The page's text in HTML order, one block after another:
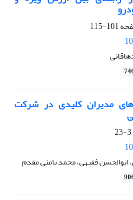
101-115
های مدیران کلیدی در شرکت
3-23
فقیهی، محمد بامنی مقدم